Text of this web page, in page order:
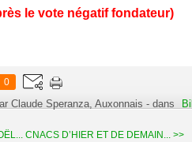
le vote négatif fondateur)
0
Claude Speranza, Auxonnais -dans
CNACS D’HIER ET DE DEMAIN... >>